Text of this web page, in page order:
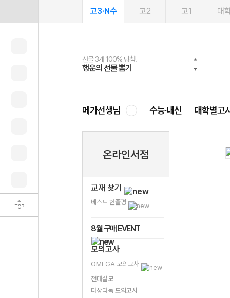
TOP
고3·N수 고2 고1 대
선물 3개 100% 당첨!
행운의 선물 뽑기
선물 100% 증정!
메가스터디 X 올리브
여름방학 스터디 캐시백
메가런 썸머스쿨
2027 러셀 단과
강사 공개선발
스마트러닝앱
설문 EVENT
메가패스
3일 무료 체험권
메가패스 수강생 무료혜택!
메가클럽 멤버십
사회공헌 캠페인
희망이룸 메가나눔
메가선생님 수능·내신 대학별고
온라인서점
교재 찾기
베스트 한줄평
8월 구매 EVENT
모의고사
OMEGA 모의고사
전대실모
다상다독 모의고사